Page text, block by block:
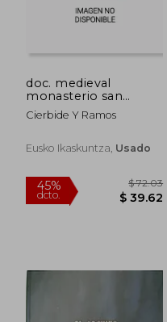
doc. medieval
monasterio san
pedro ribas s.xiii-xvi
fuentes docum. nº 80
Cierbide Y Ramos
Eusko Ikaskuntza, Usado